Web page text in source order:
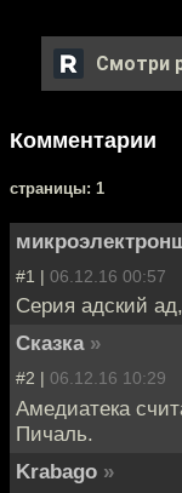
Смотри
Комментарии
cтраницы: 1
#1 | 06.12.16 00:57
Серия адский
Сказка »
#2 | 06.12.16 10:29
Амедиатека
Пичаль.
Krabago »